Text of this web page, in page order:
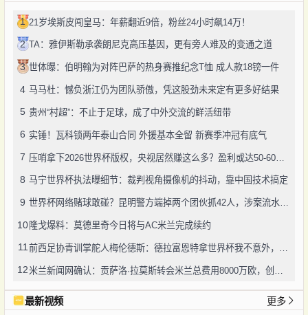
1 21岁埃斯皮闯皇马：年薪翻近9倍，粉丝24小时飙14万！
2 TA：雅伊斯勒承袭朗尼克高压基因，更有旁人难及的变通之道
3 世体曝：伯明翰为对阵巴萨的热身赛推纪念T恤 成人款18镑一件
4 马马杜：憾负浙江仍为团队骄傲，凭这股劲未来定有更多好结果
5 贵州“村超”：不止于足球，成了中外交流的鲜活纽带
6 实锤！瓦科锁两年泰山合同 外援基本全留 新赛季冲冠有底气
7 压哨拿下2026世界杯版权，央视居然赚这么多？盈利或达50-60亿！
8 马宁世界杯执法曝细节：裁判视角摄像机的抖动，靠中国技术搞定
9 世界杯网络赌球敢碰？昆明警方端掉两个团伙抓42人，涉案流水超三千万
10 隆戈爆料：莫德里奇今日将与AC米兰完成续约
11
12
最新视频 更多